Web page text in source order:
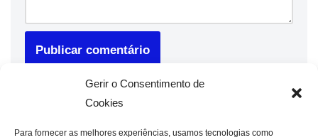
Gerir o Consentimento de
Cookies
Para fornecer as melhores experiências, usamos tecnologias como